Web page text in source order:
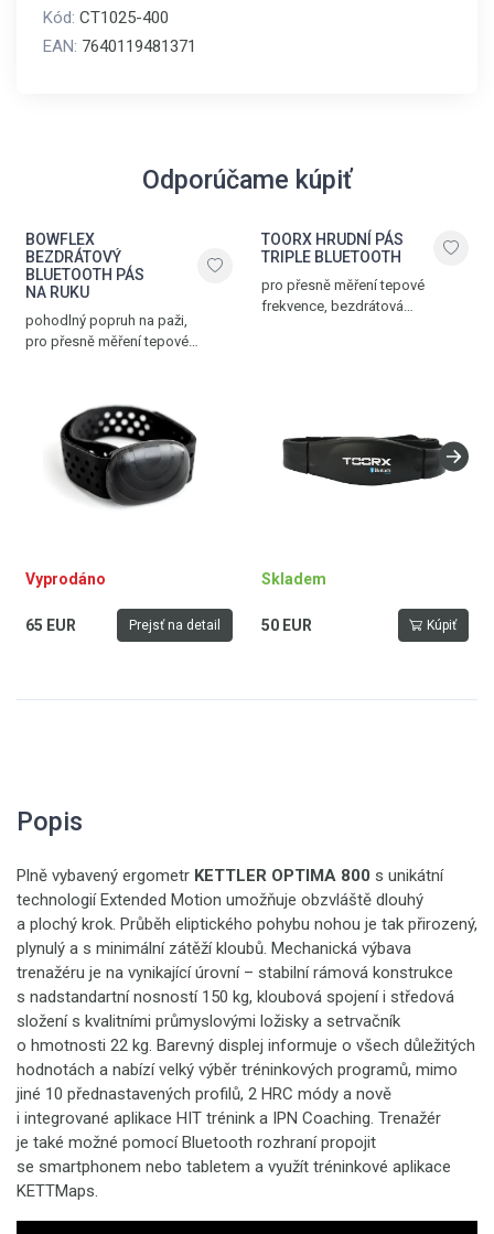
Kód: CT1025-400
EAN: 7640119481371
Odporúčame kúpiť
BOWFLEX
BEZDRÁTOVÝ
BLUETOOTH PÁS
NA RUKU
pohodlný popruh na paži,
pro přesně měření tepové
(BLE), voděodolný design,
hmotnost 55 g
Vyprodáno
65 EUR Prejsť na detail
TOORX HRUDNÍ PÁS
TRIPLE BLUETOOTH
pro přesně měření tepové
frekvence, bezdrátová
Skladem
50 EUR Kúpiť
Popis
Plně vybavený ergometr KETTLER OPTIMA 800 s unikátní
technologií Extended Motion umožňuje obzvláště dlouhý
a plochý krok. Průběh eliptického pohybu nohou je tak přirozený,
plynulý a s minimální zátěží kloubů. Mechanická výbava
trenažéru je na vynikající úrovní – stabilní rámová konstrukce
s nadstandartní nosností 150 kg, kloubová spojení i středová
složení s kvalitními průmyslovými ložisky a setrvačník
o hmotnosti 22 kg. Barevný displej informuje o všech důležitých
hodnotách a nabízí velký výběr tréninkových programů, mimo
jiné 10 přednastavených profilů, 2 HRC módy a nově
i integrované aplikace HIT trénink a IPN Coaching. Trenažér
je také možné pomocí Bluetooth rozhraní propojit
se smartphonem nebo tabletem a využít tréninkové aplikace
KETTMaps.